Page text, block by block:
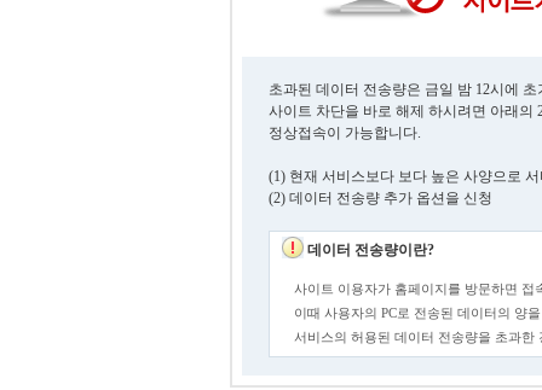
초과된 데이터 전송량은 금일 밤 12시에
사이트 차단을 바로 해제 하시려면 아래의
정상접속이 가능합니다.
(1) 현재 서비스보다 보다 높은 사양으로
(2) 데이터 전송량 추가 옵션을 신청
데이터 전송량이란?
사이트 이용자가 홈페이지를 방문하면 접
이때 사용자의 PC로 전송된 데이터의 양
서비스의 허용된 데이터 전송량을 초과